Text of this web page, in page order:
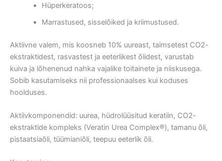
Hüperkeratoos;
Marrastused, sisselõiked ja kriimustused.
Aktiivne valem, mis koosneb 10% uureast, taimsetest CO2-
ekstraktidest, rasvastest ja eeterlikest õlidest, varustab
kuiva ja lõhenenud nahka vajalike toitainete ja niiskusega.
Sobib kasutamiseks nii professionaalses kui koduses
hoolduses.
Aktiivkomponendid: uurea, hüdrolüüsitud keratiin, CO2-
ekstraktide kompleks (Veratin Urea Complex®), tamanu õli,
pistaatsiaõli, tüümianiõli, teepuu eeterlik õli.